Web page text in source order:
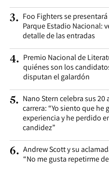
3. Foo Fighters se
Parque Estadio Nacional:
detalle de las entradas
4. Premio Nacional de
quiénes son los
disputan el galardón
5. Nano Stern celebra sus 20
carrera: “Yo siento que he
experiencia y he perdido
candidez”
6. Andrew Scott y su
“No me gusta repetirme